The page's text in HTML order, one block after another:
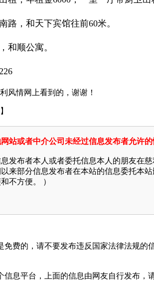
路，和天下宾馆往前60米。
和顺公寓。
风情网上看到的，谢谢！
站或者中介公司未经过信息发布者允许
息发布者本人或者委托信息本人的朋友在
来部分信息发布者在本站的信息委托本
不方便。 ）
免费的，请不要发布违反国家法律法规
信息平台，上面的信息由网友自行发布